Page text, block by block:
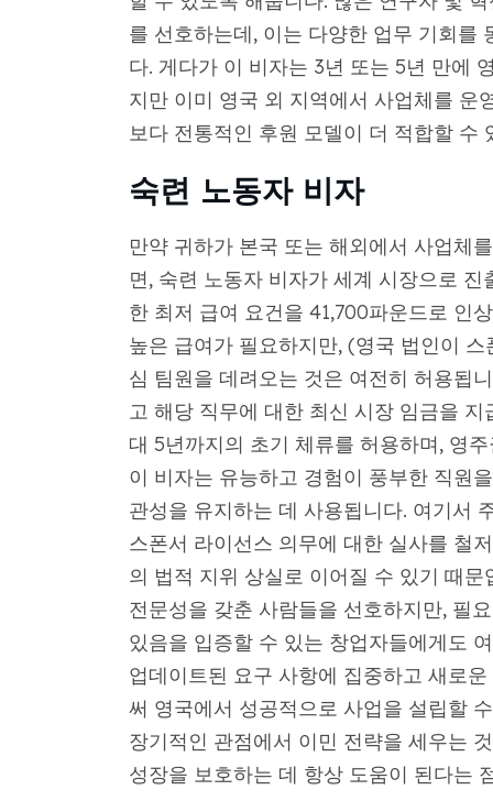
를 선호하는데, 이는 다양한 업무 기회를
다. 게다가 이 비자는 3년 또는 5년 만에
지만 이미 영국 외 지역에서 사업체를 운
보다 전통적인 후원 모델이 더 적합할 수
숙련 노동자 비자
만약 귀하가 본국 또는 해외에서 사업체
면, 숙련 노동자 비자가 세계 시장으로
한 최저 급여 요건을 41,700파운드로 인
높은 급여가 필요하지만, (영국 법인이
심 팀원을 데려오는 것은 여전히 ​​허용됩
고 해당 직무에 대한 최신 시장 임금을
대 5년까지의 초기 체류를 허용하며, 영
이 비자는 유능하고 경험이 풍부한 직원
관성을 유지하는 데 사용됩니다. 여기서
스폰서 라이선스 의무에 대한 실사를 철
의 법적 지위 상실로 이어질 수 있기 때
전문성을 갖춘 사람들을 선호하지만, 필
있음을 입증할 수 있는 창업자들에게도
업데이트된 요구 사항에 집중하고 새로
써 영국에서 성공적으로 사업을 설립할
장기적인 관점에서 이민 전략을 세우는
성장을 보호하는 데 항상 도움이 된다는